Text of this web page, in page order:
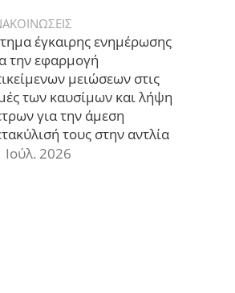
έγκαιρης ενημέρωσης
την εφαρμογή
μειώσεων στις
των καυσίμων και λήψη
για την άμεση
τους στην αντλία
Ιούλ. 2026